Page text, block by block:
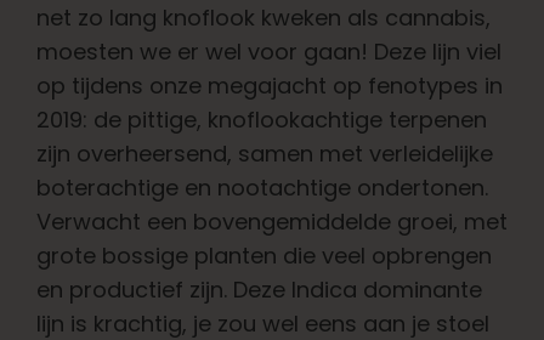
Pheno jagen
Behoud van Caribische genetica
Neem contact op met
Winkel op
net zo lang knoflook kweken als cannabis,
moesten we er wel voor gaan! Deze lijn viel
op tijdens onze megajacht op fenotypes in
2019: de pittige, knoflookachtige terpenen
zijn overheersend, samen met verleidelijke
boterachtige en nootachtige ondertonen.
Verwacht een bovengemiddelde groei, met
grote bossige planten die veel opbrengen
en productief zijn. Deze Indica dominante
lijn is krachtig, je zou wel eens aan je stoel